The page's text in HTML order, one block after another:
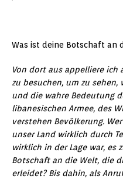
Was ist deine Botschaft an
Von dort aus appelliere ich
zu besuchen, um zu sehen,
und die wahre Bedeutung
libanesischen Armee, des
verstehen Bevölkerung.
unser Land wirklich durch
wirklich in der Lage war, es
Botschaft an die Welt, die
erleidet? Bis dahin, als